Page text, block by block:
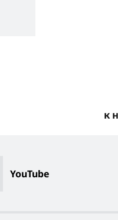
к
YouTube